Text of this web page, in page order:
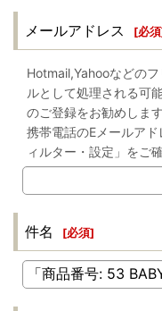
メールアドレス [必須
Hotmail,Yahooなどの
ルとして処理される可
のご登録をお勧めします
携帯電話のEメールア
ィルター・設定」をご
件名 [必須]